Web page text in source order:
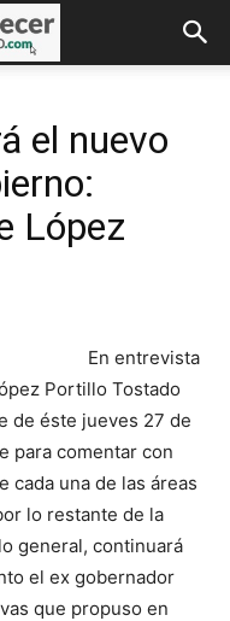
el nuevo
López
En entrevista
Portillo Tostado
de éste jueves 27 de
para comentar con
cada una de las áreas
lo restante de la
general, continuará
el ex gobernador
que propuso en